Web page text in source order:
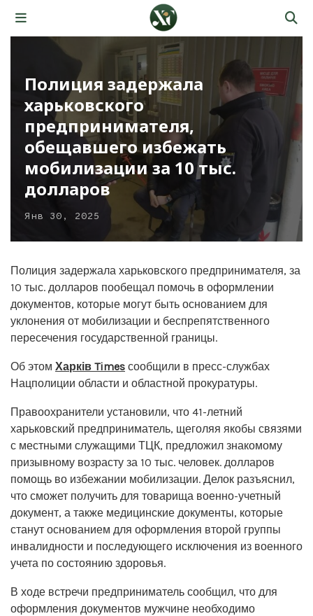
Полиция задержала
харьковского
предпринимателя,
обещавшего избежать
мобилизации за 10 тыс.
долларов
Янв 30, 2025
Полиция задержала харьковского предпринимателя, за
10 тыс. долларов пообещал помочь в оформлении
документов, которые могут быть основанием для
уклонения от мобилизации и беспрепятственного
пересечения государственной границы.
Об этом Харків Times сообщили в пресс-службах
Нацполиции области и областной прокуратуры.
Правоохранители установили, что 41-летний
харьковский предприниматель, щеголяя якобы связями
с местными служащими ТЦК, предложил знакомому
призывному возрасту за 10 тыс. человек. долларов
помощь во избежании мобилизации. Делок разъяснил,
что сможет получить для товарища военно-учетный
документ, а также медицинские документы, которые
станут основанием для оформления второй группы
инвалидности и последующего исключения из военного
учета по состоянию здоровья.
В ходе встречи предприниматель сообщил, что для
оформления документов мужчине необходимо